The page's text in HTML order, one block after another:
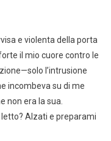
e violenta della porta
il mio cuore contro le
l’intrusione
incombeva su di me
non era la sua.
Alzati e preparami